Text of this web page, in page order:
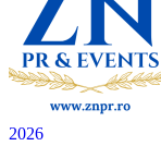
2026